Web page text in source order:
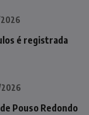
é registrada
Pouso Redondo